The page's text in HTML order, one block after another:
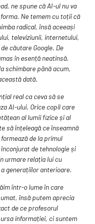
ne spune că AI-ul nu va
Ne temem cu toții că
radical, însă aceeași
televiziunii, internetului,
căutare Google. De
în esență neatinsă.
schimbare până acum,
dată.
real ca ceva să se
AI-ului. Orice copil care
al lumii fizice și al
să înțeleagă ce înseamnă
de la primul
de tehnologie și
urmare relația lui cu
generațiilor anterioare.
într-o lume în care
însă putem aprecia
de ce profesorul
informației, ci suntem